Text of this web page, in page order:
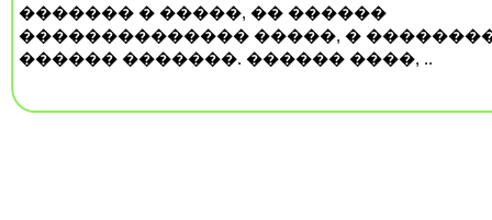
������� � �����, �� ������
�������������� �����, �
������ �������. ������ ����, ..